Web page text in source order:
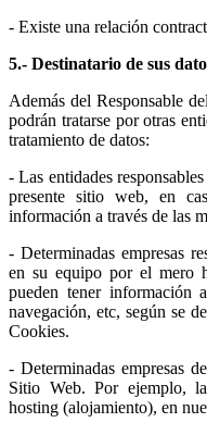
- Existe una relación
5.- Destinatario de sus
Además del Responsable
podrán tratarse por otras
tratamiento de datos:
- Las entidades
presente sitio web, en
información a través de las
- Determinadas empresas
en su equipo por el mero
pueden tener información
navegación, etc, según se
Cookies.
- Determinadas empresas
Sitio Web. Por ejemplo,
hosting (alojamiento), en